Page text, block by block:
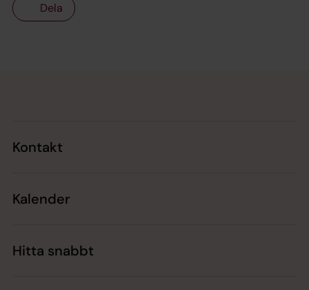
Dela
Kontakt
Kalender
Hitta snabbt